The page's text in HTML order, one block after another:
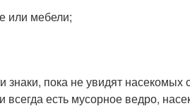
или мебели;
знаки, пока не увидят
всегда есть мусорное ведро,